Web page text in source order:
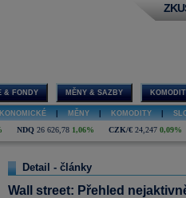
& FONDY MĚNY & SAZBY
MĚNY KOMODITY
NDQ 26 626,78 1,06% CZK/€ 24,247 0,09%
Detail - články
Wall street: Přehled